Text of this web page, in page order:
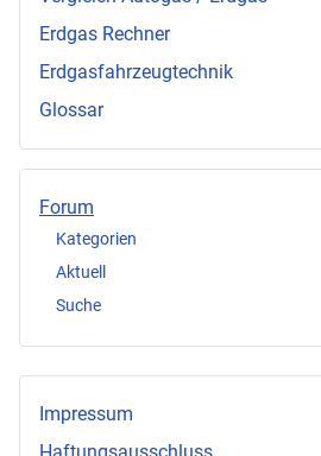
Erdgas Rechner
Erdgasfahrzeugtechnik
Glossar
Forum
Kategorien
Aktuell
Suche
Impressum